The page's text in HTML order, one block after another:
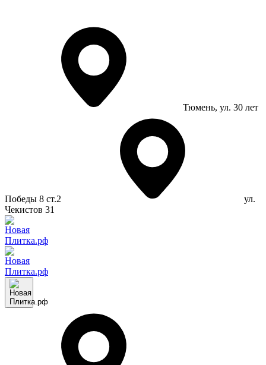
Тюмень, ул. 30 лет
Победы 8 ст.2
ул.
Чекистов 31